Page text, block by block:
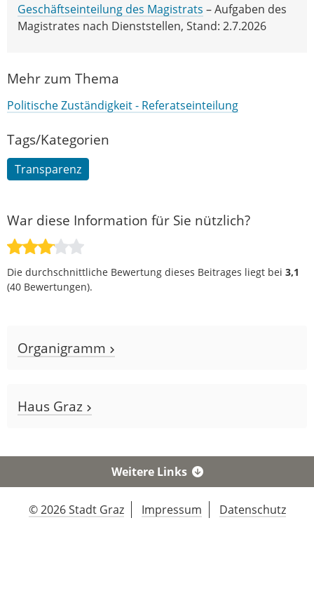
Geschäftseinteilung des Magistrats – Aufgaben des
Magistrates nach Dienststellen, Stand: 2.7.2026
Mehr zum Thema
Politische Zuständigkeit - Referatseinteilung
Tags/Kategorien
Transparenz
War diese Information für Sie nützlich?
Die durchschnittliche Bewertung dieses Beitrages liegt bei 3,1
(40 Bewertungen).
Organigramm
Haus Graz
Weitere Links
© 2026 Stadt Graz Impressum Datenschutz